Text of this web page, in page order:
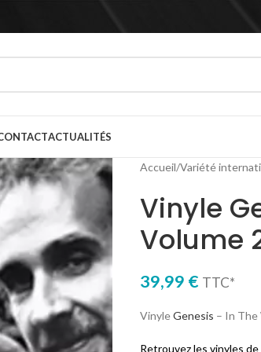
ACTUALITÉS
Accueil/Variété
Vinyle
Volume
39,99 € TTC*
VinyleGenesis – In The
Retrouvez les vinyles de